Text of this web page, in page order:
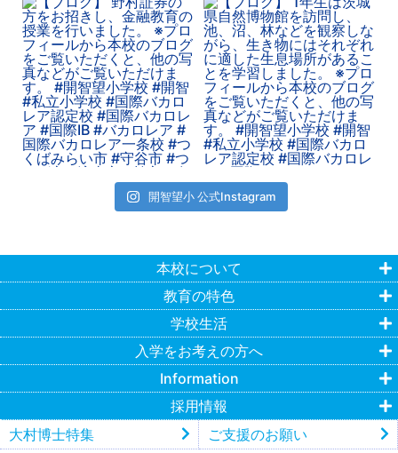
開智望小 公式Instagram
本校について
教育の特色
学校生活
入学をお考えの方へ
Information
採用情報
大村博士特集
ご支援のお願い